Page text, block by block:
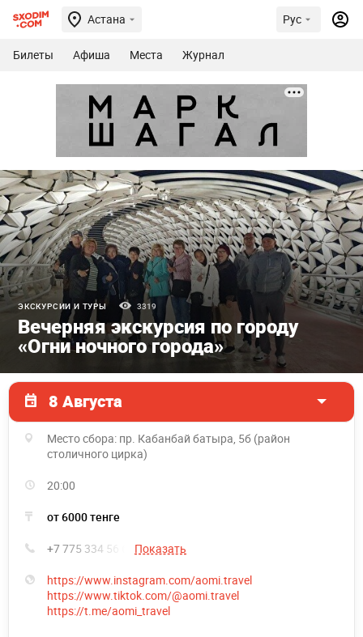
Астана Рус
Билеты Афиша Места Журнал
ЭКСКУРСИИ И ТУРЫ 3319
Вечерняя экскурсия по городу
«Огни ночного города»
8 Августа
Место сбора: пр. Кабанбай батыра, 5б (район
столичного цирка)
20:00
от 6000 тенге
+7 775 334 56 65 Показать
https://www.instagram.com/aomi.travel
https://www.tiktok.com/@aomi.travel
https://t.me/aomi_travel